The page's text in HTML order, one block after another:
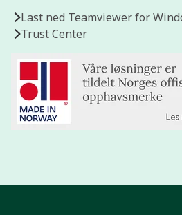
Last ned Teamviewer for
Trust Center